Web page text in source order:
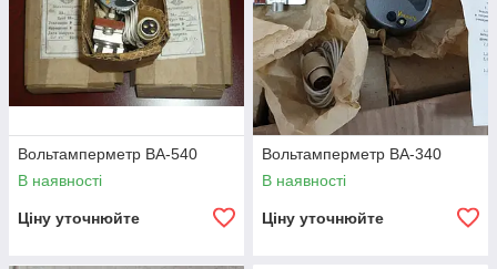
Вольтамперметр ВА-540
В наявності
Ціну уточнюйте
Вольтамперметр ВА-340
В наявності
Ціну уточнюйте